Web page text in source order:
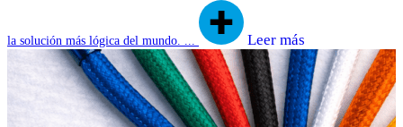
la solución más lógica del mundo. ... Leer más